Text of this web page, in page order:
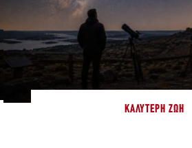
ΚΑΛΎΤΕΡΗ ΖΩΉ